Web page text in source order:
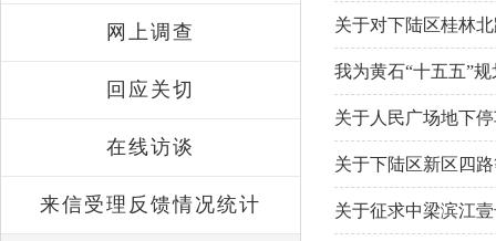
网上调查
回应关切
在线访谈
来信受理反馈情况统计
关于对下陆区桂林
我为黄石“十五五”
关于人民广场地下
关于下陆区新区四
关于征求中梁滨江